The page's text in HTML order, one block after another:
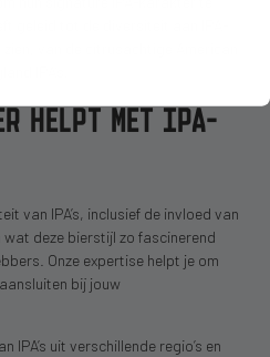
HELPT MET IPA-
van IPA’s, inclusief de invloed van
deze bierstijl zo fascinerend
Onze expertise helpt je om
bij jouw
IPA’s uit verschillende regio’s en